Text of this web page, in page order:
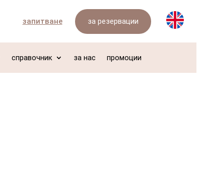
запитване за резервации
справочник за нас промоции